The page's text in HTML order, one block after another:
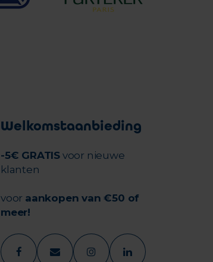
Welkomstaanbieding
-5€ GRATIS voor nieuwe
klanten
voor aankopen van €50 of
meer!